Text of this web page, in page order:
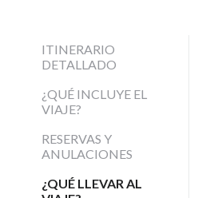
ITINERARIO
DETALLADO
¿QUÉ INCLUYE EL
VIAJE?
RESERVAS Y
ANULACIONES
¿QUÉ LLEVAR AL